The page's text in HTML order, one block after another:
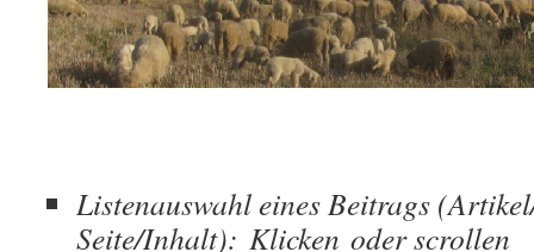
Listenauswahl eines Beitrags
Seite/Inhalt): Klicken oder scrollen